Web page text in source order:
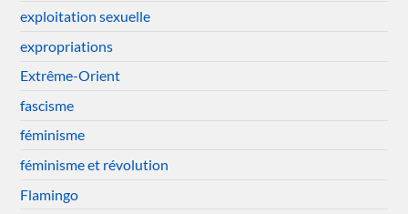
exploitation sexuelle
expropriations
Extrême-Orient
fascisme
féminisme
féminisme et révolution
Flamingo